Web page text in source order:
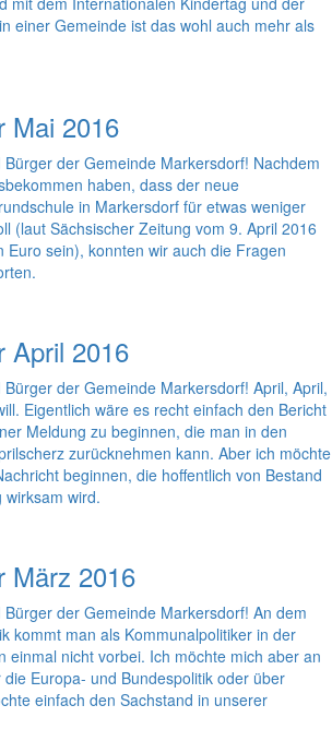
einer Gemeinde ist das wohl auch mehr als
Mai 2016
der Gemeinde Markersdorf! Nachdem
haben, dass der neue
in Markersdorf für etwas weniger
(laut Sächsischer Zeitung vom 9. April 2016
Euro sein), konnten wir auch die Fragen
April 2016
der Gemeinde Markersdorf! April, April,
Eigentlich wäre es recht einfach den Bericht
Meldung zu beginnen, die man in den
zurücknehmen kann. Aber ich möchte
beginnen, die hoffentlich von Bestand
wird.
März 2016
der Gemeinde Markersdorf! An dem
kommt man als Kommunalpolitiker in der
einmal nicht vorbei. Ich möchte mich aber an
Europa- und Bundespolitik oder über
einfach den Sachstand in unserer